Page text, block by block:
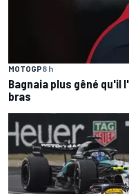
MOTOGP8 h
Bagnaia plus gêné qu'il
bras